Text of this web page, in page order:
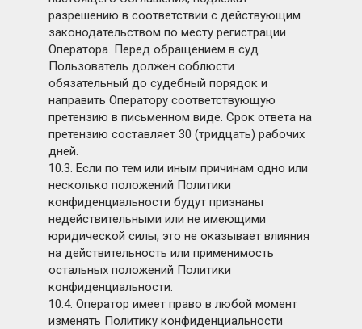
разрешению в соответствии с действующим
законодательством по месту регистрации
Оператора. Перед обращением в суд
Пользователь должен соблюсти
обязательный до судебный порядок и
направить Оператору соответствующую
претензию в письменном виде. Срок ответа на
претензию составляет 30 (тридцать) рабочих
дней.
10.3. Если по тем или иным причинам одно или
несколько положений Политики
конфиденциальности будут признаны
недействительными или не имеющими
юридической силы, это не оказывает влияния
на действительность или применимость
остальных положений Политики
конфиденциальности.
10.4. Оператор имеет право в любой момент
изменять Политику конфиденциальности